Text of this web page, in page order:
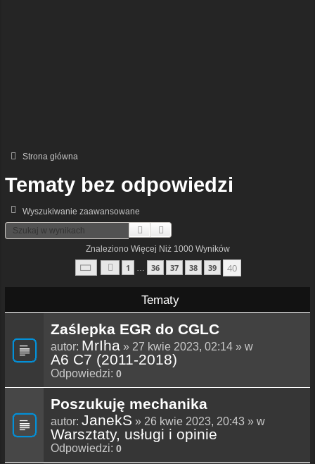
Strona główna
Tematy bez odpowiedzi
Wyszukiwanie zaawansowane
Szukaj
Znaleziono Więcej Niż 1000 Wyników
Strona 40Poprzednia
1 36 37 38 39 40
Tematy
Zaślepka EGR do CGLC
autor: MrIha » 27 kwie 2023, 02:14 » w
A6 C7 (2011-2018)
Odpowiedzi: 0
Poszukuję mechanika
autor: JanekS » 26 kwie 2023, 20:43 » w
Warsztaty, usługi i opinie
Odpowiedzi: 0